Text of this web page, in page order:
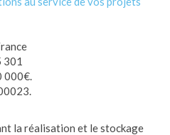
301
000€.
la réalisation et le stockage